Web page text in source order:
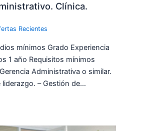
Clínica.
Recientes
mínimos Grado Experiencia
1 año Requisitos mínimos
Administrativa o similar.
liderazgo. – Gestión de…